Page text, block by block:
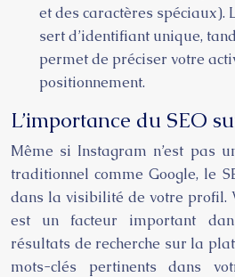
et des caractères spéciaux).
sert d’identifiant unique,
permet de préciser votre
positionnement.
L’importance du SEO
Même si Instagram n’est pas
traditionnel comme Google, le
dans la visibilité de votre profil.
est un facteur important
résultats de recherche sur la
mots-clés pertinents dans